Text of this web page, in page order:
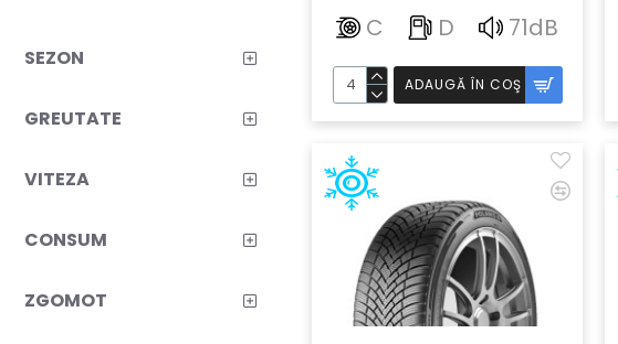
GREUTATE
ZGOMOT
CONSUM
VITEZA
SEZON
C D 71dB
ADAUGĂ ÎN COŞ